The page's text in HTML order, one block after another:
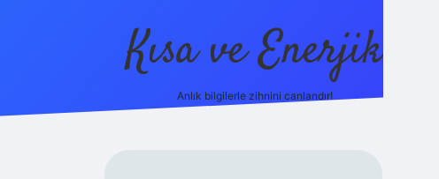
Kısa ve Enerjik
Anlık bilgilerle zihnini canlandır!